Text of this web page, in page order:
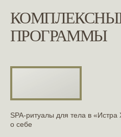
КОМПЛЕКСНЫЕ
ПРОГРАММЫ
SPA-ритуалы для тела в «Истра
о себе